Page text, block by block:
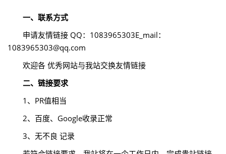
一、联系方式
申请友情链接 QQ：1083965303E_mail：
1083965303@qq.com
欢迎各 优秀网站与我站交换友情链接
二、链接要求
1、PR值相当
2、百度、Google收录正常
3、无不良 记录